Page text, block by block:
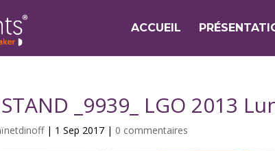
ACCUEIL
_9939_ LGO 2013
| 1 Sep 2017 | 0 commentaires